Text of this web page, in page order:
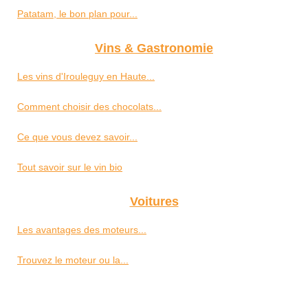
Patatam, le bon plan pour...
Vins & Gastronomie
Les vins d'Irouleguy en Haute...
Comment choisir des chocolats...
Ce que vous devez savoir...
Tout savoir sur le vin bio
Voitures
Les avantages des moteurs...
Trouvez le moteur ou la...